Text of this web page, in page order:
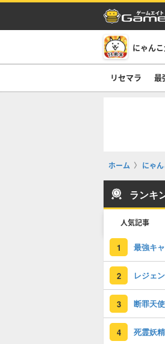
にゃん
リセマラ 最
ホーム にゃ
ランキ
人気記事
1 最強キ
2 レジェ
3
4